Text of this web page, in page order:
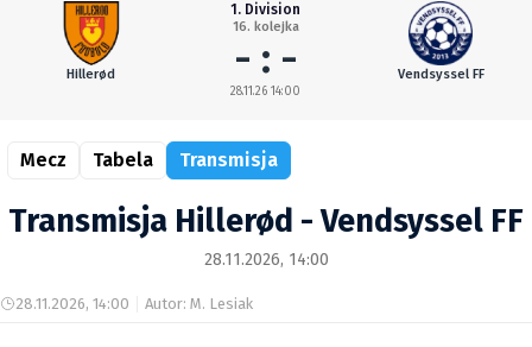
Hillerød
1. Division
16. kolejka
- : -
28.11.26 14:00
Vendsyssel FF
Mecz Tabela Transmisja
Transmisja Hillerød - Vendsyssel FF
28.11.2026, 14:00
28.11.2026, 14:00 Autor: M. Lesiak